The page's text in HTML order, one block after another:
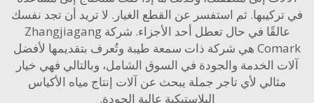
ثم استفسر عن القطع الغيار. لا تريد أن تجد نفسك
عالقًا في حال تعطل أحد الأجزاء. شركة Zhangjiagang
Comark هي شركة ذات سمعة طيبة وتُعرف بتقديمها لأفضل
الخدمة والجودة في السوق الشامل، وبالتالي فهي خيار
لأي تاجر جملة يبحث عن آلات إنتاج مياه الأكياس
البلاستيكية عالية الجودة.